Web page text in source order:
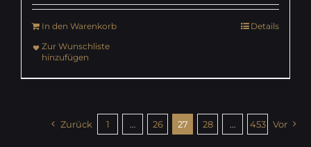
In den Warenkorb
Details
Zur Wunschliste
hinzufügen
Zurück 1 … 26 27 28 … 453 Vor